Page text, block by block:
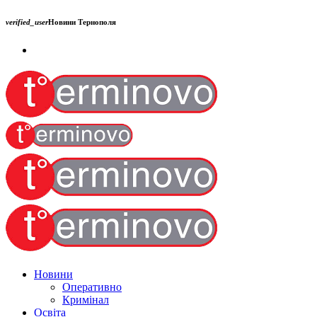
verified_userНовини Тернополя
Новини
Оперативно
Кримінал
Освіта